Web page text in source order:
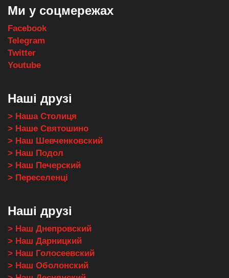
Ми у соцмережах
Facebook
Telegram
Twitter
Youtube
Наші друзі
> Наша Столиця
> Наше Святошино
> Наш Шевченковский
> Наш Подол
> Наш Печерский
> Переселенці
Наші друзі
> Наш Днепровский
> Наш Дарницкий
> Наш Голосеевский
> Наш Оболонский